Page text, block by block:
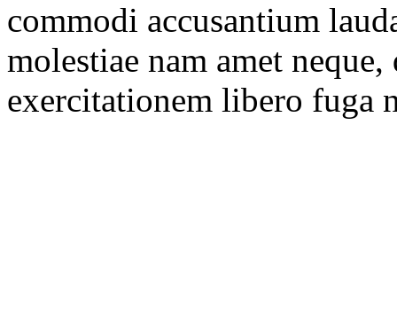
commodi accusantium
molestiae nam amet
exercitationem libero fuga